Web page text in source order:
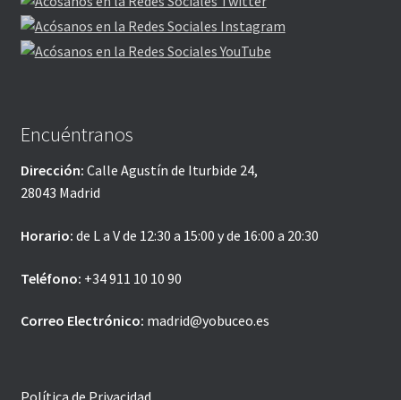
Encuéntranos
Dirección: Calle Agustín de Iturbide 24,
28043 Madrid
Horario: de L a V de 12:30 a 15:00 y de 16:00 a 20:30
Teléfono: +34 911 10 10 90
Correo Electrónico: madrid@yobuceo.es
Política de Privacidad